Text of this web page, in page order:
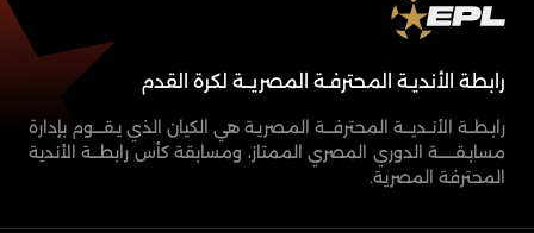
رابطة الأنديـة المحترفـة المصريــة لكرة القدم
رابـطــة الأنــديـــة المحترفـــة المـصريـة هي الكيان الذي يـقــــوم بإدارة
مسابـقـــــــة الدوري المصري الممتاز، ومسابقة كأس رابطـــة الأندية
المحترفة المصرية.